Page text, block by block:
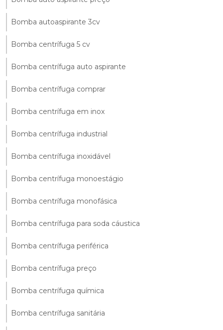
Bomba autoaspirante 3cv
Bomba centrífuga 5 cv
Bomba centrífuga auto aspirante
Bomba centrífuga comprar
Bomba centrífuga em inox
Bomba centrífuga industrial
Bomba centrífuga inoxidável
Bomba centrífuga monoestágio
Bomba centrífuga monofásica
Bomba centrífuga para soda cáustica
Bomba centrífuga periférica
Bomba centrífuga preço
Bomba centrífuga química
Bomba centrífuga sanitária